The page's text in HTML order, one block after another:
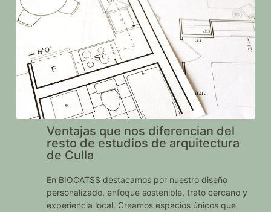
Ventajas que nos diferencian del
resto de estudios de arquitectura
de Culla
En BIOCATSS destacamos por nuestro diseño
personalizado, enfoque sostenible, trato cercano y
experiencia local. Creamos espacios únicos que